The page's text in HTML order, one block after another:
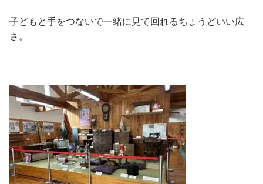
子どもと手をつないで一緒に見て回れるちょうどいい広
さ。